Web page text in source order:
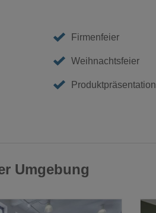
Firmenfeier
Weihnachtsfeier
Produktpräsentation
Umgebung